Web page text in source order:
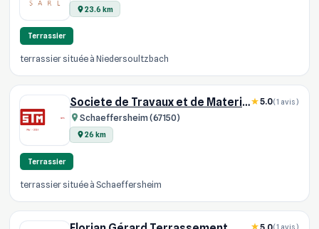
23.6 km
Terrassier
terrassier située à Niedersoultzbach
Societe de Travaux et de Materiaux STM
Schaeffersheim (67150)
26 km
5.0(1 avis)
Terrassier
terrassier située à Schaeffersheim
5.0(1 avis)